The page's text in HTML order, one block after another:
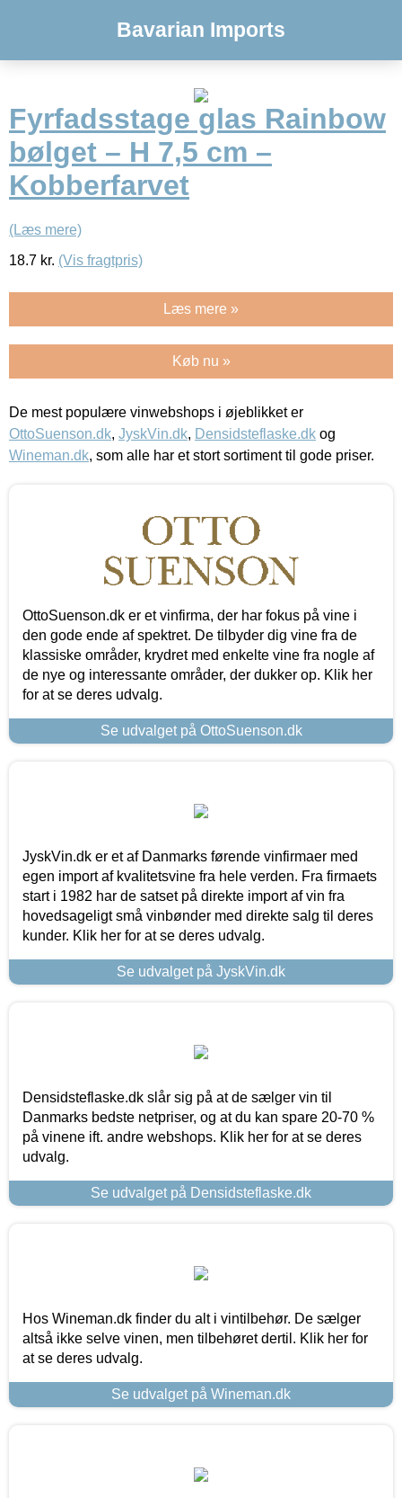
Bavarian Imports
Fyrfadsstage glas Rainbow
bølget – H 7,5 cm –
Kobberfarvet
(Læs mere)
18.7 kr. (Vis fragtpris)
Læs mere »
Køb nu »
De mest populære vinwebshops i øjeblikket er
OttoSuenson.dk, JyskVin.dk, Densidsteflaske.dk og
Wineman.dk, som alle har et stort sortiment til gode priser.
OttoSuenson.dk er et vinfirma, der har fokus på vine i
den gode ende af spektret. De tilbyder dig vine fra de
klassiske områder, krydret med enkelte vine fra nogle af
de nye og interessante områder, der dukker op. Klik her
for at se deres udvalg.
Se udvalget på OttoSuenson.dk
JyskVin.dk er et af Danmarks førende vinfirmaer med
egen import af kvalitetsvine fra hele verden. Fra firmaets
start i 1982 har de satset på direkte import af vin fra
hovedsageligt små vinbønder med direkte salg til deres
kunder. Klik her for at se deres udvalg.
Se udvalget på JyskVin.dk
Densidsteflaske.dk slår sig på at de sælger vin til
Danmarks bedste netpriser, og at du kan spare 20-70 %
på vinene ift. andre webshops. Klik her for at se deres
udvalg.
Se udvalget på Densidsteflaske.dk
Hos Wineman.dk finder du alt i vintilbehør. De sælger
altså ikke selve vinen, men tilbehøret dertil. Klik her for
at se deres udvalg.
Se udvalget på Wineman.dk